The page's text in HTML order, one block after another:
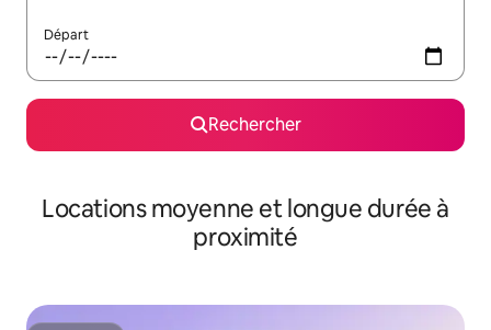
Départ
Rechercher
Locations moyenne et longue durée à
proximité